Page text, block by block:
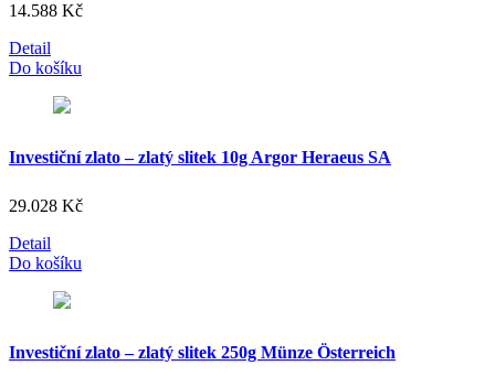
14.588 Kč
Detail
Do košíku
Investiční zlato – zlatý slitek 10g Argor Heraeus SA
29.028 Kč
Detail
Do košíku
Investiční zlato – zlatý slitek 250g Münze Österreich